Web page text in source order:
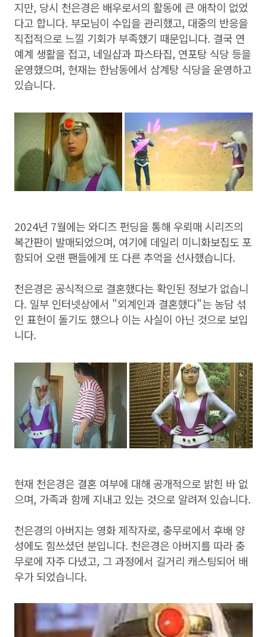
지만, 당시 천은경은 배우로서의 활동에 큰 애착이 없었
다고 합니다. 부모님이 수입을 관리했고, 대중의 반응을
직접적으로 느낄 기회가 부족했기 때문입니다. 결국 연
예계 생활을 접고, 네일샵과 파스타집, 연포탕 식당 등을
운영했으며, 현재는 한남동에서 삼계탕 식당을 운영하고
있습니다.
2024년 7월에는 와디즈 펀딩을 통해 우뢰매 시리즈의
복간판이 발매되었으며, 여기에 데일리 미니화보집도 포
함되어 오랜 팬들에게 또 다른 추억을 선사했습니다.
천은경은 공식적으로 결혼했다는 확인된 정보가 없습니
다. 일부 인터넷상에서 "외계인과 결혼했다"는 농담 섞
인 표현이 돌기도 했으나 이는 사실이 아닌 것으로 보입
니다.
현재 천은경은 결혼 여부에 대해 공개적으로 밝힌 바 없
으며, 가족과 함께 지내고 있는 것으로 알려져 있습니다.
천은경의 아버지는 영화 제작자로, 충무로에서 후배 양
성에도 힘쓰셨던 분입니다. 천은경은 아버지를 따라 충
무로에 자주 다녔고, 그 과정에서 길거리 캐스팅되어 배
우가 되었습니다.